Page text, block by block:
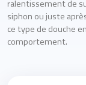
ralentissement de
siphon ou juste
ce type de douche
comportement.